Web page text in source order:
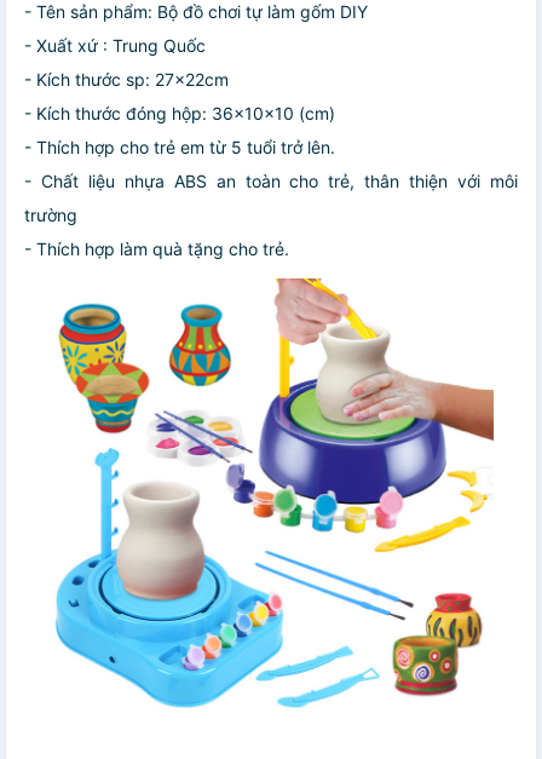
- Tên sản phẩm: Bộ đồ chơi tự làm gốm DIY
- Xuất xứ : Trung Quốc
- Kích thước sp: 27x22cm
- Kích thước đóng hộp: 36x10x10 (cm)
- Thích hợp cho trẻ em từ 5 tuổi trở lên.
- Chất liệu nhựa ABS an toàn cho trẻ, thân thiện với môi
trường
- Thích hợp làm quà tặng cho trẻ.